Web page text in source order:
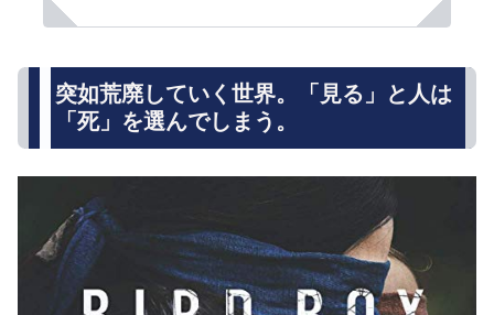
突如荒廃していく世界。「見る」と人は
「死」を選んでしまう。